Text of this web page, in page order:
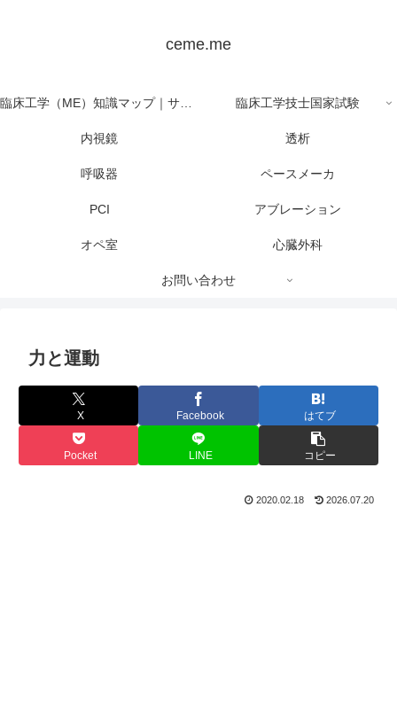
ceme.me
臨床工学（ME）知識マップ｜サイト全体の目次 臨床工学技士国家試験
内視鏡 透析
呼吸器 ペースメーカ
PCI アブレーション
オペ室 心臓外科
お問い合わせ
力と運動
X Facebook はてブ
Pocket LINE コピー
2020.02.18 2026.07.20